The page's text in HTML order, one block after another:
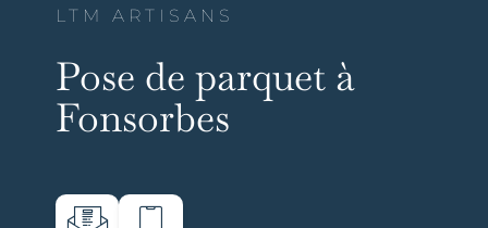
LTM ARTISANS
Pose de parquet à
Fonsorbes